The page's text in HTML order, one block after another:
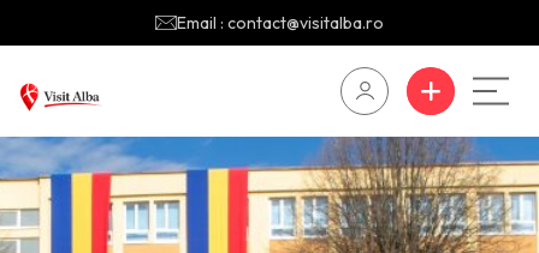
Email : contact@visitalba.ro